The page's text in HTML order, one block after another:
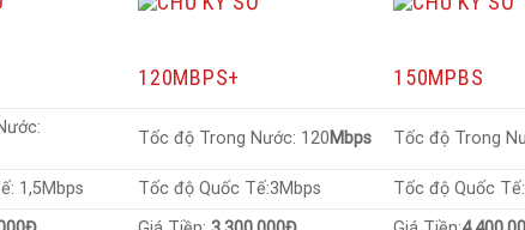
120MBPS+ 150MPBS
Tốc độ Trong Nước: 120Mbps Tốc độ Trong
1,5Mbps Tốc độ Quốc Tế:3Mbps
Tốc độ Quốc